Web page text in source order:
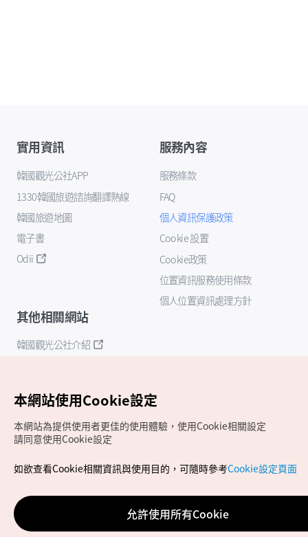
實用資訊
韓國觀光公社APP
1330韓國旅遊諮詢翻譯熱線
韓國旅遊地圖
電子書
Odii
服務內容
服務條款
FAQ
個人資訊保護政策
Cookie 設置
Cookie政策
位置資訊服務使用條款
個人位置資訊處理方針
其他相關網站
韓國觀光公社介紹
Copyrights (c) 韓國觀光公社版權所有
如有相關疑問或建議，歡迎來信至官方信箱
chinese_big5@knto.or.kr
本網站使用Cookie設定
本網站為提供使用者更佳的使用體驗，使用Cookie相關設定
請同意使用Cookie設定
如欲查看Cookie相關資訊與使用目的，可隨時參考Cookie設定頁面
允許使用所有Cookie